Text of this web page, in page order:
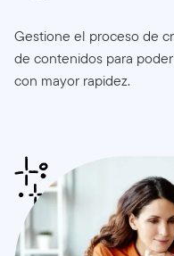
Gestione el proceso de
de contenidos para
con mayor rapidez.